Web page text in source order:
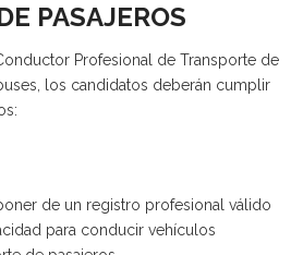
PASAJEROS
Profesional de Transporte de
los candidatos deberán cumplir
de un registro profesional válido
para conducir vehículos